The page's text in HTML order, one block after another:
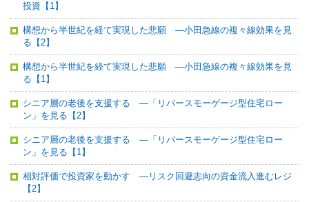
投資【1】
構想から半世紀を経て実現した悲願 ―小田急線の複々線効果を見
る【2】
構想から半世紀を経て実現した悲願 ―小田急線の複々線効果を見
る【1】
シニア層の老後を支援する ―「リバースモーゲージ型住宅ロー
ン」を見る【2】
シニア層の老後を支援する ―「リバースモーゲージ型住宅ロー
ン」を見る【1】
相対評価で投資家を動かす ―リスク回避志向の資金流入進むレジ
【2】